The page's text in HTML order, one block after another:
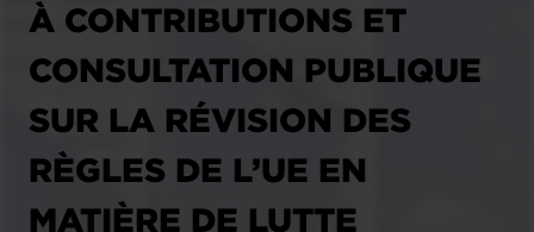
À CONTRIBUTIONS ET
CONSULTATION PUBLIQUE
SUR LA RÉVISION DES
RÈGLES DE L’UE EN
MATIÈRE DE LUTTE